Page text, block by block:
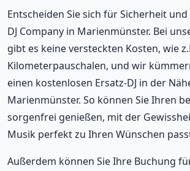
Entscheiden Sie sich für Sicherheit
DJ Company in Marienmünster. Bei
gibt es keine versteckten Kosten, wie
Kilometerpauschalen, und wir
einen kostenlosen Ersatz-DJ in der
Marienmünster. So können Sie Ihren
sorgenfrei genießen, mit der
Musik perfekt zu Ihren Wünschen
Außerdem können Sie Ihre Buchung